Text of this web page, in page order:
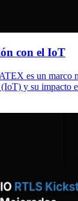
con el IoT
es un marco
y su impacto